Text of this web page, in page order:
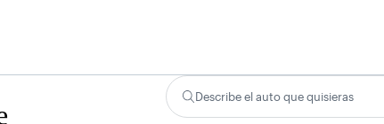
Describe el auto que quisieras